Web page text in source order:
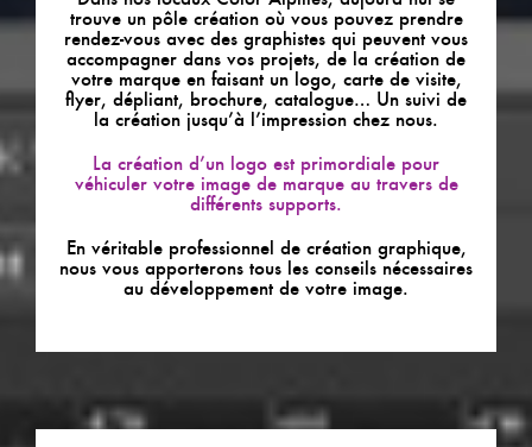
trouve un pôle création où vous pouvez prendre
rendez-vous avec des graphistes qui peuvent vous
accompagner dans vos projets, de la création de
votre marque en faisant un logo, carte de visite,
flyer, dépliant, brochure, catalogue… Un suivi de
la création jusqu’à l’impression chez nous.
La création d’un logo est primordiale pour
véhiculer votre image de marque au travers de
différents supports.
En véritable professionnel de création graphique,
nous vous apporterons tous les conseils nécessaires
au développement de votre image.